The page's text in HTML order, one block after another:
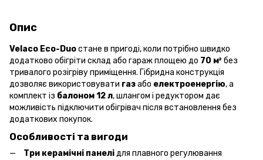
Опис
Velaco Eco-Duoстане в пригоді, коли потрібно швидко
додатково обігріти склад або гараж площею до 70 м² без
тривалого розігріву приміщення. Гібридна конструкція
дозволяє використовувати газабо електроенергію, а
комплект із балоном 12 л, шлангом і редуктором дає
можливість підключити обігрівач після встановлення без
додаткових покупок.
Особливості та вигоди
Три керамічні панелідля плавного регулювання